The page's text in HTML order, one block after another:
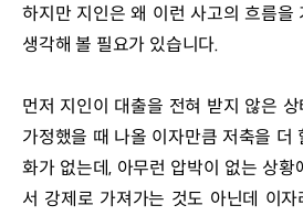
하지만 지인은 왜 이런 사고의 흐름을
생각해 볼 필요가 있습니다.
먼저 지인이 대출을 전혀 받지 않은
가정했을 때 나올 이자만큼 저축을 더
화가 없는데, 아무런 압박이 없는 상황
서 강제로 가져가는 것도 아닌데 이자